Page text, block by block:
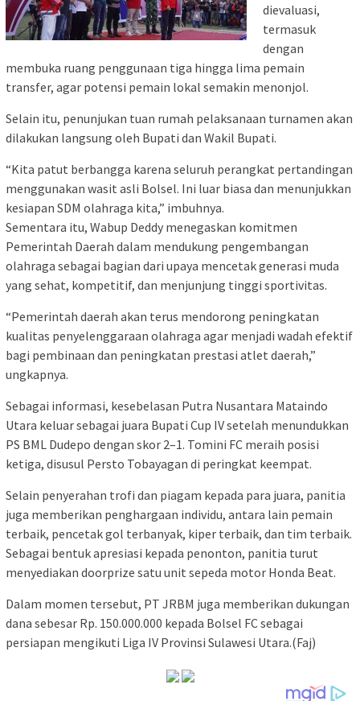
dievaluasi,
termasuk
dengan
membuka ruang penggunaan tiga hingga lima pemain
transfer, agar potensi pemain lokal semakin menonjol.
Selain itu, penunjukan tuan rumah pelaksanaan turnamen akan
dilakukan langsung oleh Bupati dan Wakil Bupati.
“Kita patut berbangga karena seluruh perangkat pertandingan
menggunakan wasit asli Bolsel. Ini luar biasa dan menunjukkan
kesiapan SDM olahraga kita,” imbuhnya.
Sementara itu, Wabup Deddy menegaskan komitmen
Pemerintah Daerah dalam mendukung pengembangan
olahraga sebagai bagian dari upaya mencetak generasi muda
yang sehat, kompetitif, dan menjunjung tinggi sportivitas.
“Pemerintah daerah akan terus mendorong peningkatan
kualitas penyelenggaraan olahraga agar menjadi wadah efektif
bagi pembinaan dan peningkatan prestasi atlet daerah,”
ungkapnya.
Sebagai informasi, kesebelasan Putra Nusantara Mataindo
Utara keluar sebagai juara Bupati Cup IV setelah menundukkan
PS BML Dudepo dengan skor 2–1. Tomini FC meraih posisi
ketiga, disusul Persto Tobayagan di peringkat keempat.
Selain penyerahan trofi dan piagam kepada para juara, panitia
juga memberikan penghargaan individu, antara lain pemain
terbaik, pencetak gol terbanyak, kiper terbaik, dan tim terbaik.
Sebagai bentuk apresiasi kepada penonton, panitia turut
menyediakan doorprize satu unit sepeda motor Honda Beat.
Dalam momen tersebut, PT JRBM juga memberikan dukungan
dana sebesar Rp. 150.000.000 kepada Bolsel FC sebagai
persiapan mengikuti Liga IV Provinsi Sulawesi Utara.(Faj)